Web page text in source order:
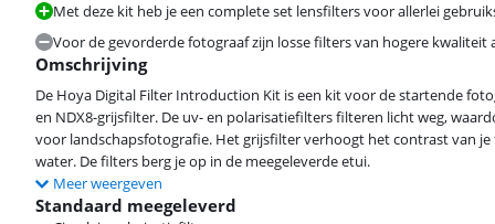
Met deze kit heb je een complete set lensfilters voor allerlei
Voor de gevorderde fotograaf zijn losse filters van hogere kwaliteit
Omschrijving
De Hoya Digital Filter Introduction Kit is een kit voor de startende
en NDX8-grijsfilter. De uv- en polarisatiefilters filteren licht weg,
voor landschapsfotografie. Het grijsfilter verhoogt het contrast van
water. De filters berg je op in de meegeleverde etui.
Meer weergeven
Standaard meegeleverd